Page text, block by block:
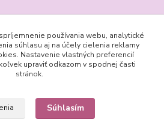
používania webu, analytické
súhlasu aj na účely cielenia reklamy
Nastavenie vlastných preferencií
upraviť odkazom v spodnej časti
stránok.
Súhlasím